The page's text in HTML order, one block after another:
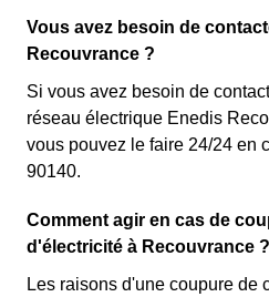
Vous avez besoin de
Recouvrance ?
Si vous avez besoin de
réseau électrique Enedis
vous pouvez le faire 24/24 en
90140.
Comment agir en cas de
d'électricité à Recouvrance ?
Les raisons d'une coupure de